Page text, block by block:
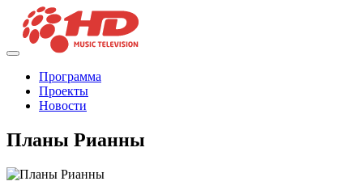
Программа
Проекты
Новости
Планы Рианны